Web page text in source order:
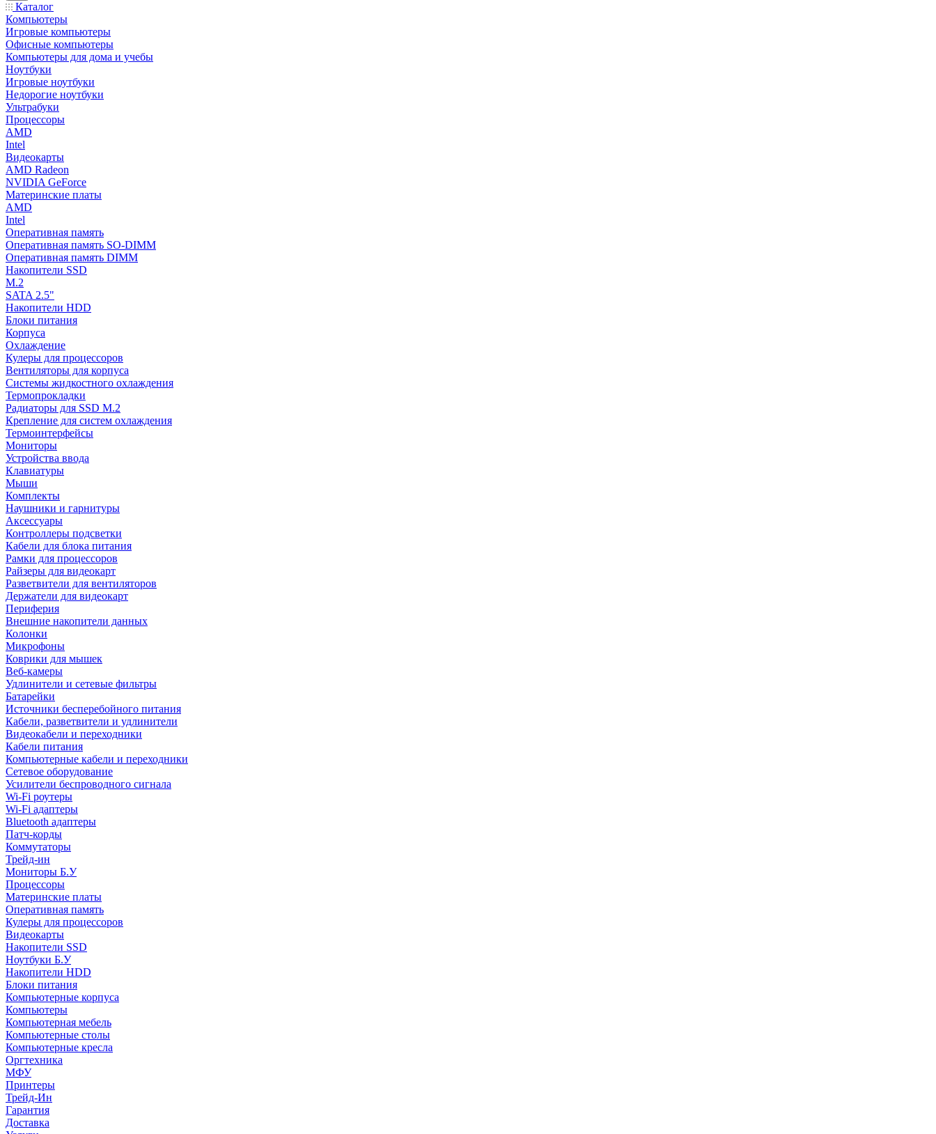
Каталог
Компьютеры
Игровые компьютеры
Офисные компьютеры
Компьютеры для дома и учебы
Ноутбуки
Игровые ноутбуки
Недорогие ноутбуки
Ультрабуки
Процессоры
AMD
Intel
Видеокарты
AMD Radeon
NVIDIA GeForce
Материнские платы
AMD
Intel
Оперативная память
Оперативная память SO-DIMM
Оперативная память DIMM
Накопители SSD
M.2
SATA 2.5"
Накопители HDD
Блоки питания
Корпуса
Охлаждение
Кулеры для процессоров
Вентиляторы для корпуса
Системы жидкостного охлаждения
Термопрокладки
Радиаторы для SSD M.2
Крепление для систем охлаждения
Термоинтерфейсы
Мониторы
Устройства ввода
Клавиатуры
Мыши
Комплекты
Наушники и гарнитуры
Аксессуары
Контроллеры подсветки
Кабели для блока питания
Рамки для процессоров
Райзеры для видеокарт
Разветвители для вентиляторов
Держатели для видеокарт
Периферия
Внешние накопители данных
Колонки
Микрофоны
Коврики для мышек
Веб-камеры
Удлинители и сетевые фильтры
Батарейки
Источники бесперебойного питания
Кабели, разветвители и удлинители
Видеокабели и переходники
Кабели питания
Компьютерные кабели и переходники
Сетевое оборудование
Усилители беспроводного сигнала
Wi-Fi роутеры
Wi-Fi адаптеры
Bluetooth адаптеры
Патч-корды
Коммутаторы
Трейд-ин
Мониторы Б.У
Процессоры
Материнские платы
Оперативная память
Кулеры для процессоров
Видеокарты
Накопители SSD
Ноутбуки Б.У
Накопители HDD
Блоки питания
Компьютерные корпуса
Компьютеры
Компьютерная мебель
Компьютерные столы
Компьютерные кресла
Оргтехника
МФУ
Принтеры
Трейд-Ин
Гарантия
Доставка